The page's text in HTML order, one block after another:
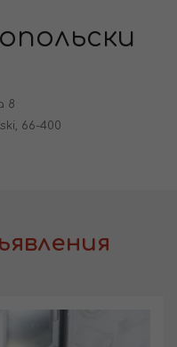
8
66-400